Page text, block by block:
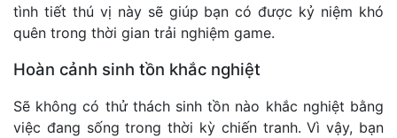
tình tiết thú vị này sẽ giúp bạn có được kỷ niệm khó
quên trong thời gian trải nghiệm game.
Hoàn cảnh sinh tồn khắc nghiệt
Sẽ không có thử thách sinh tồn nào khắc nghiệt bằng
việc đang sống trong thời kỳ chiến tranh. Vì vậy, bạn